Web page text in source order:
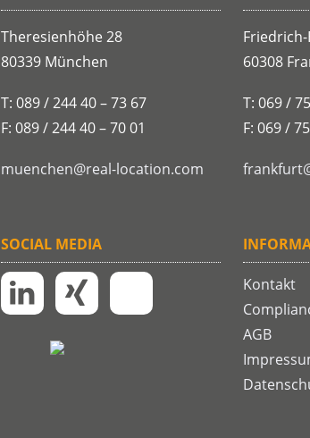
Theresienhöhe 28
80339 München
T: 089 / 244 40 – 73 67
F: 089 / 244 40 – 70 01
muenchen@real-location.com
SOCIAL MEDIA
60308
T: 069 /
F: 069 /
Kontakt
AGB